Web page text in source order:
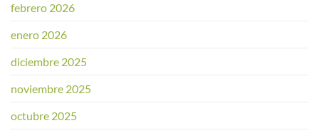
febrero 2026
enero 2026
diciembre 2025
noviembre 2025
octubre 2025